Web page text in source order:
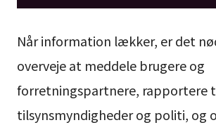
Når information lækker, er det
overveje at meddele brugere og
forretningspartnere, rapportere
tilsynsmyndigheder og politi, og